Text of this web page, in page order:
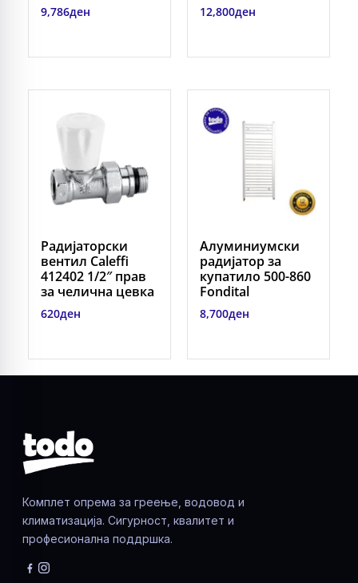
9,786ден 12,800ден
Радијаторски
вентил Caleffi
412402 1/2″ прав
за челична цевка
620ден
Алуминиумски
радијатор за
купатило 500-860
Fondital
8,700ден
Комплет опрема за греење, водовод и
климатизација. Сигурност, квалитет и
професионална поддршка.